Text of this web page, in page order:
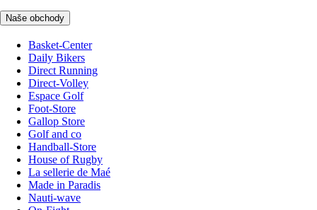
Naše obchody
Basket-Center
Daily Bikers
Direct Running
Direct-Volley
Espace Golf
Foot-Store
Gallop Store
Golf and co
Handball-Store
House of Rugby
La sellerie de Maé
Made in Paradis
Nauti-wave